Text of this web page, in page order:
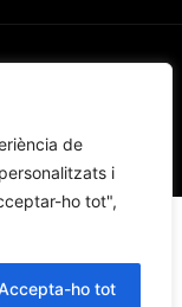
de
i
ho tot",
ho tot